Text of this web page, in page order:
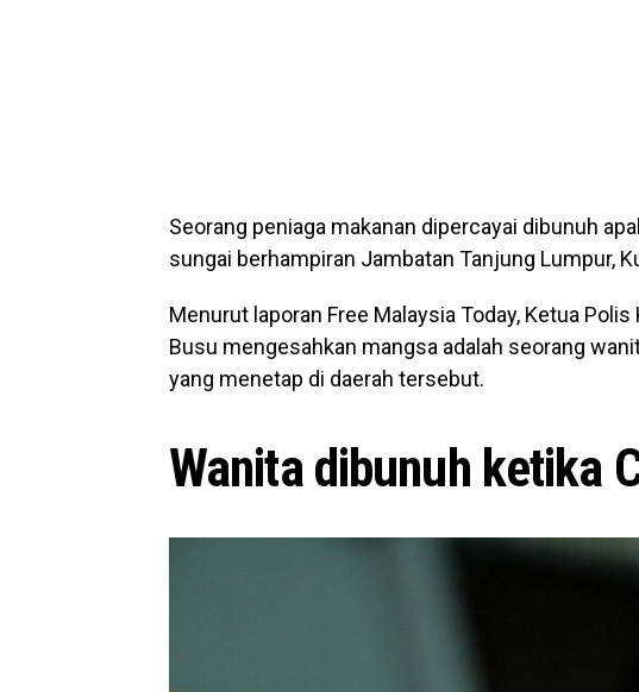
Seorang peniaga makanan dipercayai dibunuh
sungai berhampiran Jambatan Tanjung Lumpur,
Menurut laporan Free Malaysia Today, Ketua
Busu mengesahkan mangsa adalah seorang
yang menetap di daerah tersebut.
Wanita dibunuh ketika